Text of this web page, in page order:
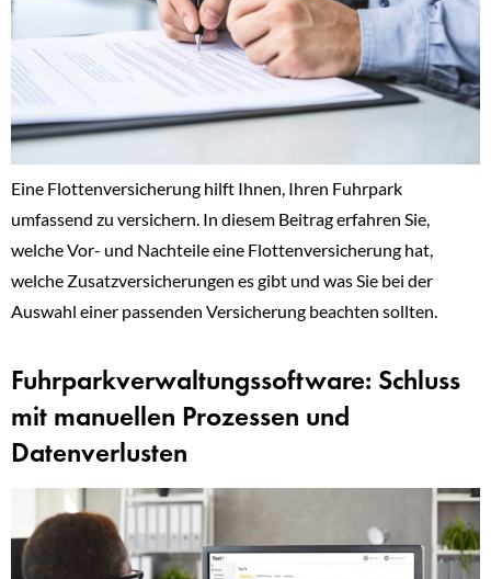
Eine Flottenversicherung hilft Ihnen, Ihren Fuhrpark
umfassend zu versichern. In diesem Beitrag erfahren Sie,
welche Vor- und Nachteile eine Flottenversicherung hat,
welche Zusatzversicherungen es gibt und was Sie bei der
Auswahl einer passenden Versicherung beachten sollten.
Fuhrparkverwaltungssoftware: Schluss
mit manuellen Prozessen und
Datenverlusten